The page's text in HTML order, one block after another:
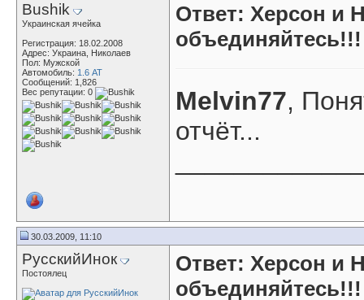
Bushik
Украинская ячейка
Регистрация: 18.02.2008
Адрес: Украина, Николаев
Пол: Мужской
Автомобиль: 1.6 АТ
Сообщений: 1,826
Вес репутации: 0
Ответ: Херсон и
объединяйтесь!!!
Melvin77,
отчёт...
30.03.2009, 11:10
РусскийИнок
Постоялец
Ответ: Херсон и
объединяйтесь!!!